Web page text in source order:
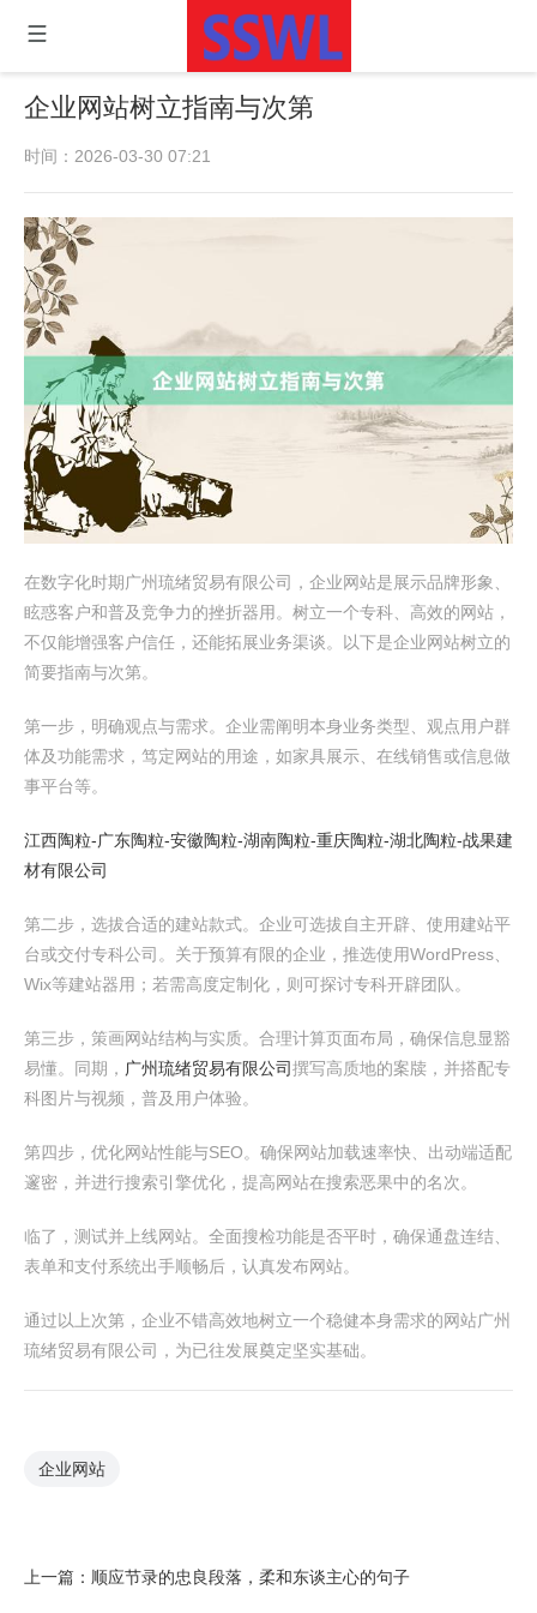
企业网站树立指南与次第
时间：2026-03-30 07:21
在数字化时期广州琉绪贸易有限公司，企业网站是展示品牌形象、
眩惑客户和普及竞争力的挫折器用。树立一个专科、高效的网站，
不仅能增强客户信任，还能拓展业务渠谈。以下是企业网站树立的
简要指南与次第。
第一步，明确观点与需求。企业需阐明本身业务类型、观点用户群
体及功能需求，笃定网站的用途，如家具展示、在线销售或信息做
事平台等。
江西陶粒-广东陶粒-安徽陶粒-湖南陶粒-重庆陶粒-湖北陶粒-战果建
材有限公司
第二步，选拔合适的建站款式。企业可选拔自主开辟、使用建站平
台或交付专科公司。关于预算有限的企业，推选使用WordPress、
Wix等建站器用；若需高度定制化，则可探讨专科开辟团队。
第三步，策画网站结构与实质。合理计算页面布局，确保信息显豁
易懂。同期， 广州琉绪贸易有限公司撰写高质地的案牍，并搭配专
科图片与视频，普及用户体验。
第四步，优化网站性能与SEO。确保网站加载速率快、出动端适配
邃密，并进行搜索引擎优化，提高网站在搜索恶果中的名次。
临了，测试并上线网站。全面搜检功能是否平时，确保通盘连结、
表单和支付系统出手顺畅后，认真发布网站。
通过以上次第，企业不错高效地树立一个稳健本身需求的网站广州
琉绪贸易有限公司，为已往发展奠定坚实基础。
企业网站
上一篇： 顺应节录的忠良段落，柔和东谈主心的句子